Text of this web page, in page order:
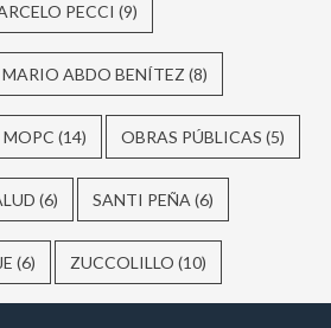
PECCI (9)
MARIO ABDO BENÍTEZ (8)
MOPC (14) OBRAS PÚBLICAS (5)
(6) SANTI PEÑA (6)
(6) ZUCCOLILLO (10)